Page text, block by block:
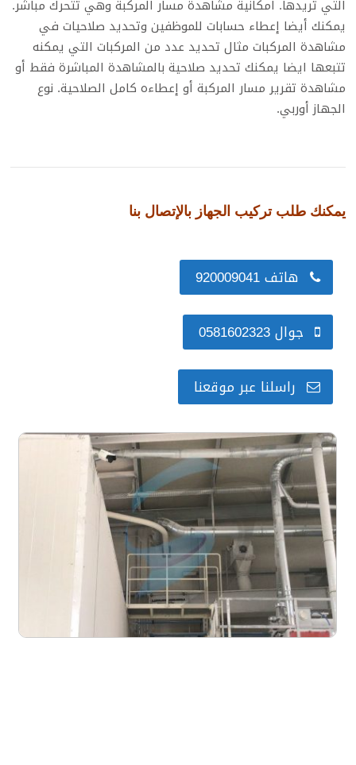
التي تريدها. امكانية مشاهدة مسار المركبة وهي تتحرك مباشر.
يمكنك أيضا إعطاء حسابات للموظفين وتحديد صلاحيات في
مشاهدة المركبات مثال تحديد عدد من المركبات التي يمكنه
تتبعها ايضا يمكنك تحديد صلاحية بالمشاهدة المباشرة فقط أو
مشاهدة تقرير مسار المركبة أو إعطاءه كامل الصلاحية. نوع
الجهاز أوربي.
يمكنك طلب تركيب الجهاز بالإتصال بنا
هاتف 920009041
جوال 0581602323
راسلنا عبر موقعنا